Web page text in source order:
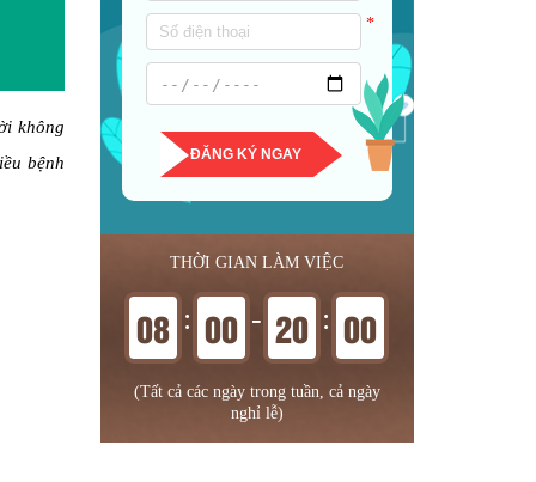
không
bệnh
*
ĐĂNG KÝ NGAY
THỜI GIAN LÀM VIỆC
08 : 00 - 20 : 00
(Tất cả các ngày trong tuần, cả ngày
nghỉ lễ)